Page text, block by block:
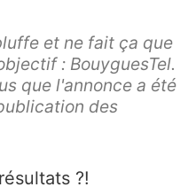
et ne fait ça que
: BouyguesTel.
que l'annonce a été
des
?!